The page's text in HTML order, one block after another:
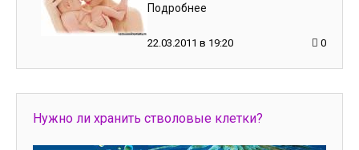
Подробнее
22.03.2011 в 19:20 0
Нужно ли хранить стволовые клетки?